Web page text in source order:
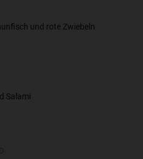
und rote Zwiebeln
Salami